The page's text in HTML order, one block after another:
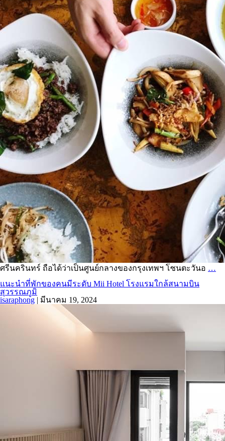
ศรีนครินทร์ ถือได้ว่าเป็นศูนย์กลางของกรุงเทพฯ โซนตะวันอ …
แนะนำที่พักของคนมีระดับ Mii Hotel โรงแรมใกล้สนามบิน
สุวรรณภูมิ
isaraphong | มีนาคม 19, 2024